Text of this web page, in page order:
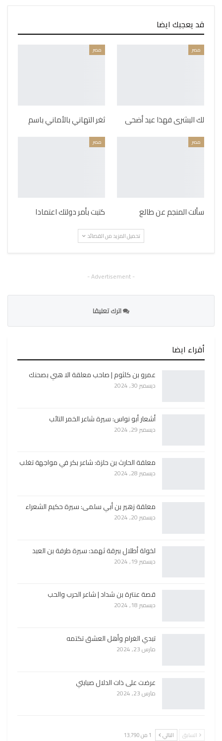
قد يعجبك ايضا
مصر
لك البشرى فهذا عيد أضحى
مصر
ثغر التهاني بالأماني باسم
مصر
سألت المنجم عن طالع
مصر
كتبت بأمر دولتك اعتمادا
تحميل المزيد من القصائد
- Advertisement -
اترك تعليقا
أقراء ايضا
عمرو بن كلثوم | صاحب معلقة الا هبي بصحنك
ديسمبر 30, 2024
أشعار أبو نواس: سيرة شاعر الخمر التائب
ديسمبر 29, 2024
معلقة الحارث بن حلزة: شاعر بكر في مواجهة تغلب
ديسمبر 28, 2024
معلقة زهير بن أبي سلمى: سيرة حكيم الشعراء
ديسمبر 20, 2024
لخولة أطلال ببرقة ثهمد: سيرة طرفة بن العبد
ديسمبر 19, 2024
قصة عنترة بن شداد | شاعر الحرب والحب
ديسمبر 18, 2024
تبدي الغرام وأهل العشق تكتمه
مارس 23, 2024
عرضت على ذات الدلال صبابتي
مارس 23, 2024
السابق التالي 1 من 13٬790